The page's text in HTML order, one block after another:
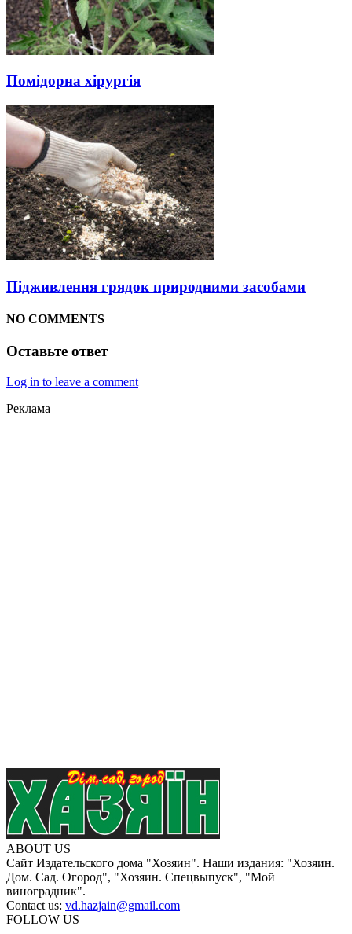
Помідорна хірургія
Підживлення грядок природними засобами
NO COMMENTS
Оставьте ответ
Log in to leave a comment
Реклама
ABOUT US
Сайт Издательского дома "Хозяин". Наши издания: "Хозяин.
Дом. Сад. Огород", "Хозяин. Спецвыпуск", "Мой
виноградник".
Contact us: vd.hazjain@gmail.com
FOLLOW US